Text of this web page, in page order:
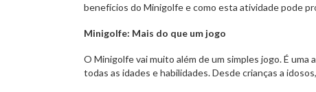
benefícios do Minigolfe e como esta atividade pode
Minigolfe: Mais do que um jogo
O Minigolfe vai muito além de um simples jogo. É
todas as idades e habilidades. Desde crianças a